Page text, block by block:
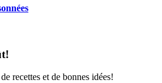
recettes et de bonnes idées!